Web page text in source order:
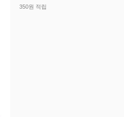
350원 적립